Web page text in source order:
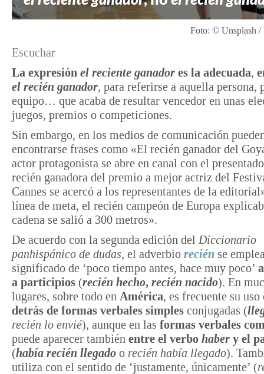
Foto: © Unsplash /
Escuchar
La expresión el reciente ganador es la adecuada,
el recién ganador, para referirse a aquella persona,
equipo… que acaba de resultar vencedor en unas
juegos, premios o competiciones.
Sin embargo, en los medios de comunicación
encontrarse frases como «El recién ganador del
actor protagonista se abre en canal con el
recién ganadora del premio a mejor actriz del
Cannes se acercó a los representantes de la
línea de meta, el recién campeón de Europa
cadena se salió a 300 metros».
De acuerdo con la segunda edición del Diccionario
panhispánico de dudas, el adverbio recién se
significado de ‘poco tiempo antes, hace muy poco’
a participios (recién hecho, recién nacido). En
lugares, sobre todo en América, es frecuente su uso
detrás de formas verbales simples conjugadas (
recién lo envié), aunque en las formas verbales
puede aparecer también entre el verbo haber y el
(había recién llegado o recién había llegado).
utiliza con el sentido de ‘justamente, únicamente’ (